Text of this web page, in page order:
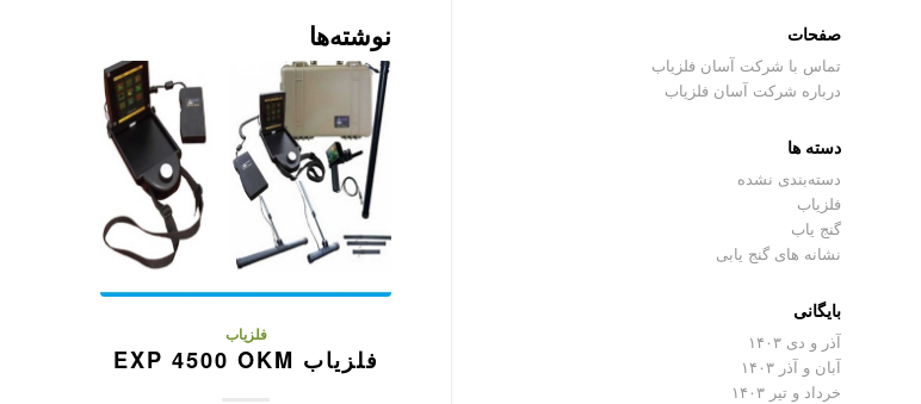
نوشته‌ها
فلزیاب
فلزیاب EXP 4500 OKM
صفحات
تماس با شرکت آسان فلزیاب
درباره شرکت آسان فلزیاب
دسته ها
دسته‌بندی نشده
فلزیاب
گنج یاب
نشانه های گنج یابی
بایگانی
آذر و دی ۱۴۰۳
آبان و آذر ۱۴۰۳
خرداد و تیر ۱۴۰۳